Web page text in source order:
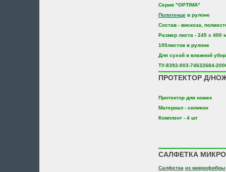
Серия "OPTIMA"
Полотенцев рулоне
Состав - вискоза,
Размер листа - 245 х 400
100листов в рулоне
Для сухой и влажной
ТУ-8392-003-74632684-
ПРОТЕКТОР Д/
Протектор для ножек
Материал - силикон
Комплект - 4 шт
САЛФЕТКА
Салфетка из микрофибры